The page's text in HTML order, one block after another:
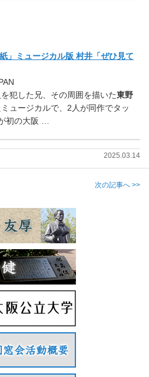
」ミュージカル版 村井「ぜひ見て
犯した兄、その周囲を描いた東野
ュージカルで、2人が同作でタッ
初の大阪 …
2025.03.14
次の記事へ >>